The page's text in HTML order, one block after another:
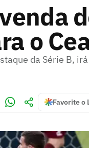
o
da Série B,
Favorite o